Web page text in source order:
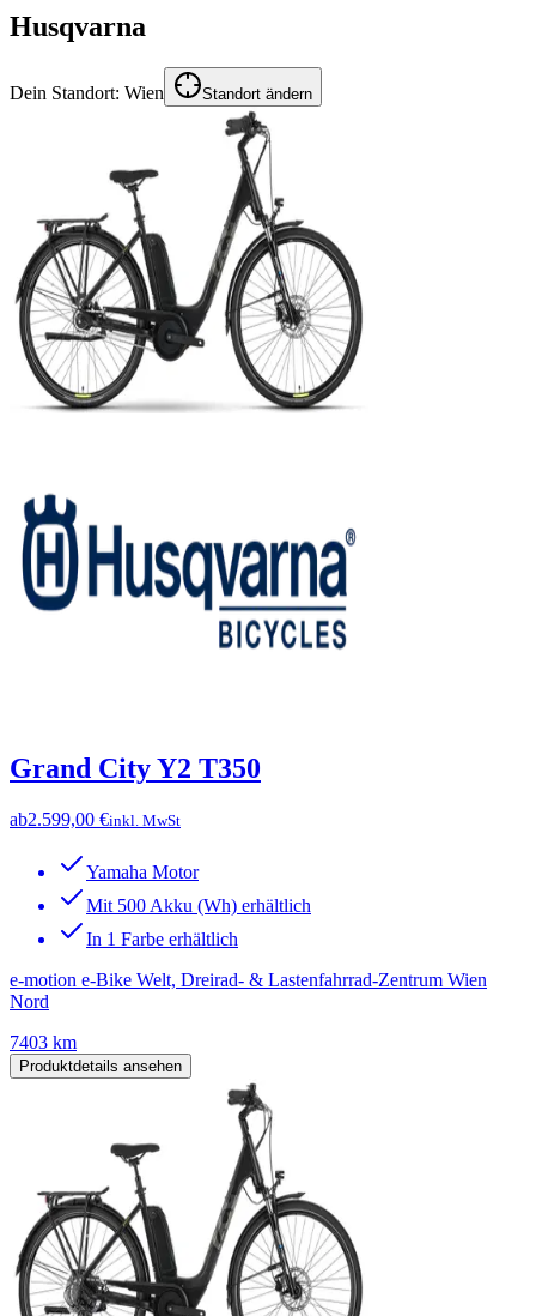
Husqvarna
Dein Standort: Wien Standort ändern
Grand City Y2 T350
ab2.599,00 €inkl. MwSt
Yamaha Motor
Mit 500 Akku (Wh) erhältlich
In 1 Farbe erhältlich
e-motion e-Bike Welt, Dreirad- & Lastenfahrrad-Zentrum Wien
Nord
7403 km
Produktdetails ansehen